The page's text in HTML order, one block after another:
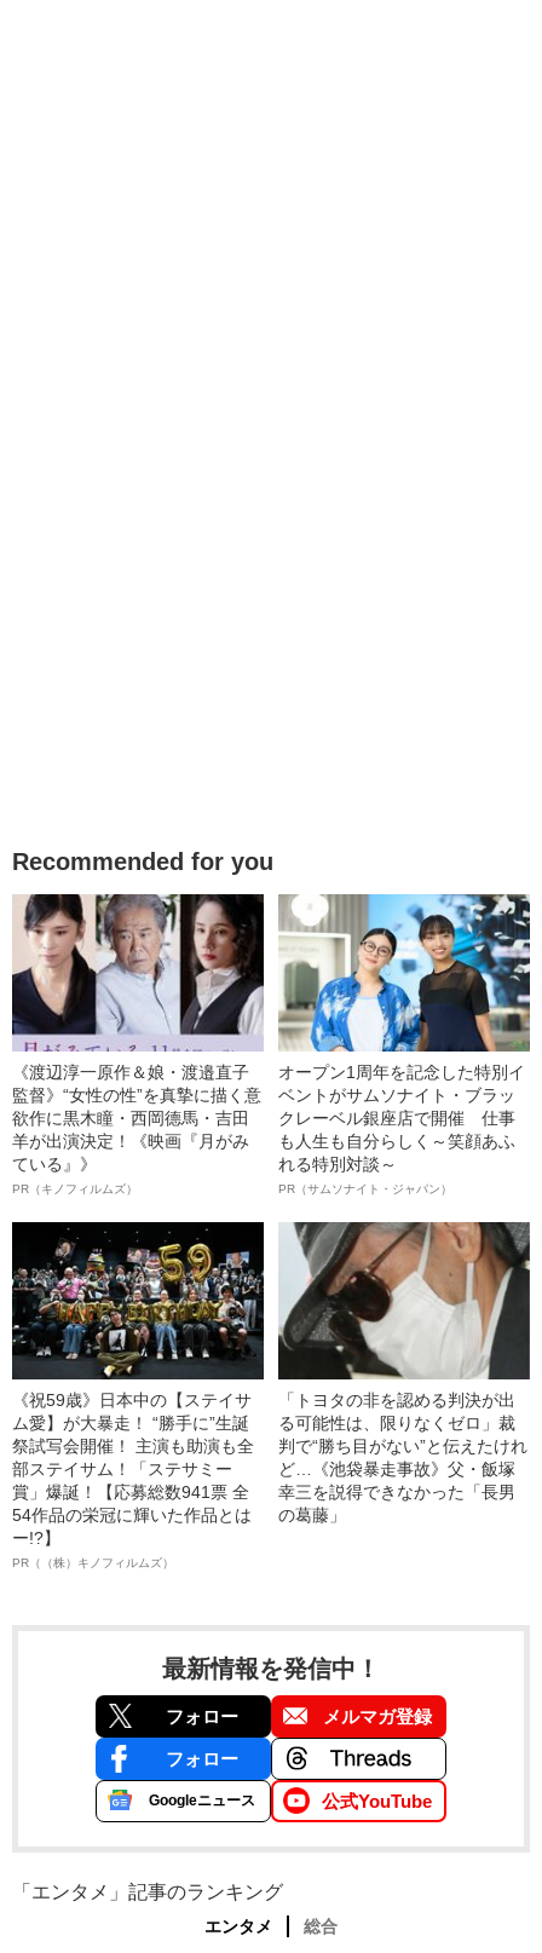
Recommended for you
《渡辺淳一原作＆娘・渡邉直子
監督》“女性の性”を真摯に描く意
欲作に黒木瞳・西岡德馬・吉田
羊が出演決定！《映画『月がみ
ている』》
PR（キノフィルムズ）
オープン1周年を記念した特別イ
ベントがサムソナイト・ブラッ
クレーベル銀座店で開催 仕事
も人生も自分らしく～笑顔あふ
れる特別対談～
PR（サムソナイト・ジャパン）
《祝59歳》日本中の【ステイサ
ム愛】が大暴走！ “勝手に”生誕
祭試写会開催！ 主演も助演も全
部ステイサム！「ステサミー
賞」爆誕！【応募総数941票 全
54作品の栄冠に輝いた作品とは
ー!?】
PR（（株）キノフィルムズ）
「トヨタの非を認める判決が出
る可能性は、限りなくゼロ」裁
判で“勝ち目がない”と伝えたけれ
ど…《池袋暴走事故》父・飯塚
幸三を説得できなかった「長男
の葛藤」
最新情報を発信中！
フォロー メルマガ登録
フォロー
Googleニュース 公式YouTube
「エンタメ」記事のランキング
エンタメ 総合